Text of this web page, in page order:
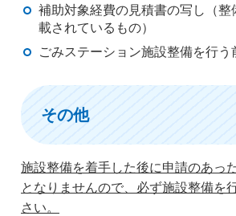
補助対象経費の見積書の写し（整
載されているもの）
ごみステーション施設整備を行
その他
施設整備を着手した後に申請のあっ
となりませんので、必ず施設整備を
さい。